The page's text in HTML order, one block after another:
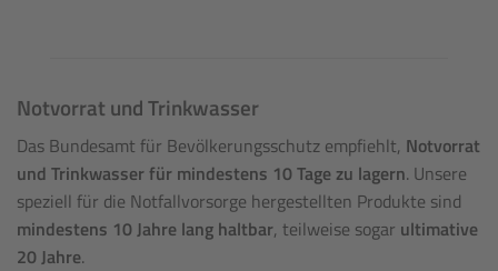
Notvorrat und Trinkwasser
Das Bundesamt für Bevölkerungsschutz empfiehlt, Notvorrat
und Trinkwasser für mindestens 10 Tage zu lagern. Unsere
speziell für die Notfallvorsorge hergestellten Produkte sind
mindestens 10 Jahre lang haltbar, teilweise sogar ultimative
20 Jahre.